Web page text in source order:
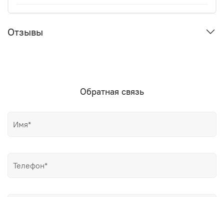
Отзывы
Обратная связь